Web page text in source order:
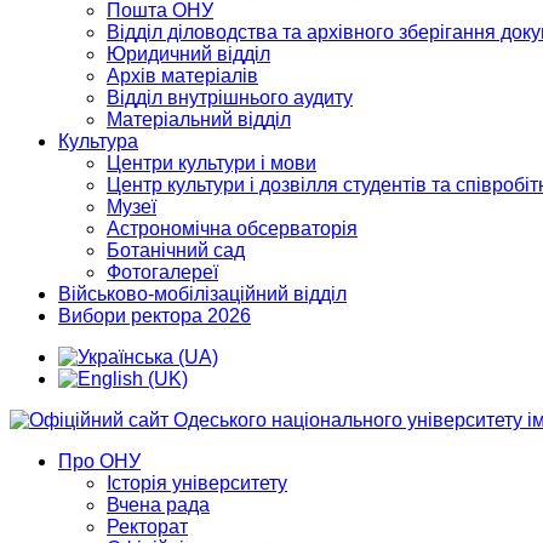
Пошта ОНУ
Відділ діловодства та архівного зберігання
Юридичний відділ
Архів матеріалів
Відділ внутрішнього аудиту
Матеріальний відділ
Культура
Центри культури і мови
Центр культури і дозвілля студентів та
Музеї
Астрономічна обсерваторія
Ботанічний сад
Фотогалереї
Військово-мобілізаційний відділ
Вибори ректора 2026
Про ОНУ
Історія університету
Вчена рада
Ректорат